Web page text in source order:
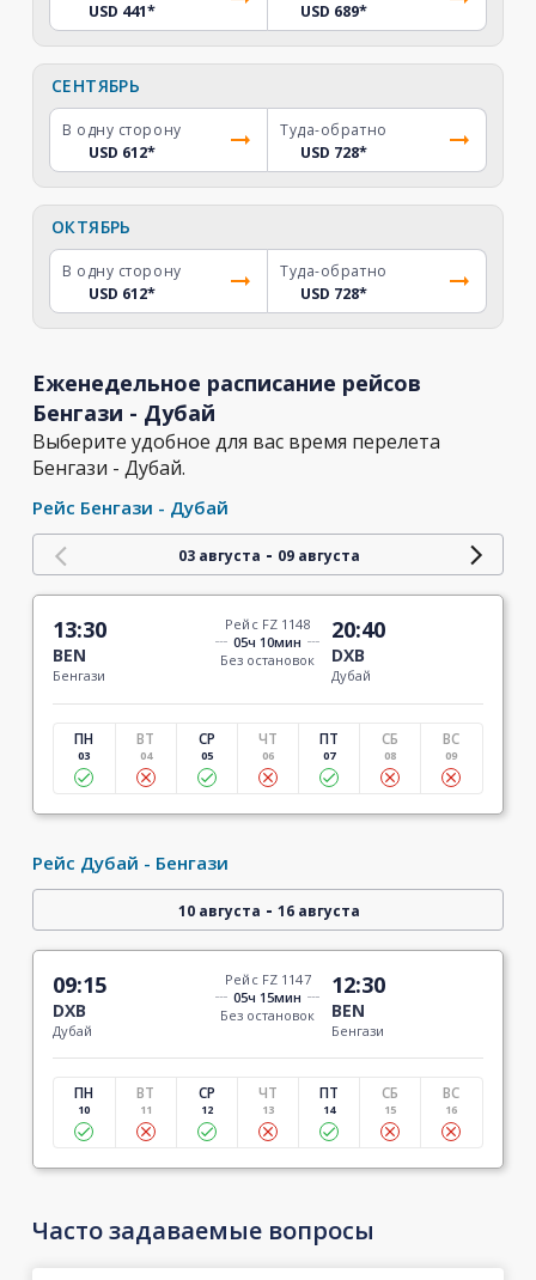
USD 441*
USD 689*
СЕНТЯБРЬ
В одну сторону
USD 612*
Туда-обратно
USD 728*
ОКТЯБРЬ
В одну сторону
USD 612*
Туда-обратно
USD 728*
Еженедельное расписание рейсов
Бенгази - Дубай
Выберите удобное для вас время перелета
Бенгази - Дубай.
Рейс Бенгази - Дубай
03 августа - 09 августа
13:30
BEN
Бенгази
Рейс FZ 1148
05ч 10мин
Без остановок
20:40
DXB
Дубай
ПН
03
ВТ
04
СР
05
ЧТ
06
ПТ
07
СБ
08
ВС
09
Рейс Дубай - Бенгази
10 августа - 16 августа
09:15
DXB
Дубай
Рейс FZ 1147
05ч 15мин
Без остановок
12:30
BEN
Бенгази
ПН
10
ВТ
11
СР
12
ЧТ
13
ПТ
14
СБ
15
ВС
16
Часто задаваемые вопросы